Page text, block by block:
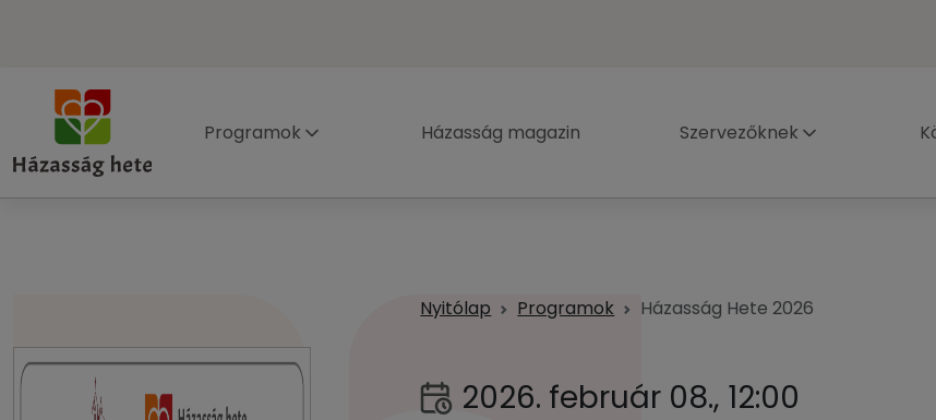
Programok Házasság magazin Szervezőknek
Nyitólap Programok Házasság Hete 2026
2026. február 08., 12:00